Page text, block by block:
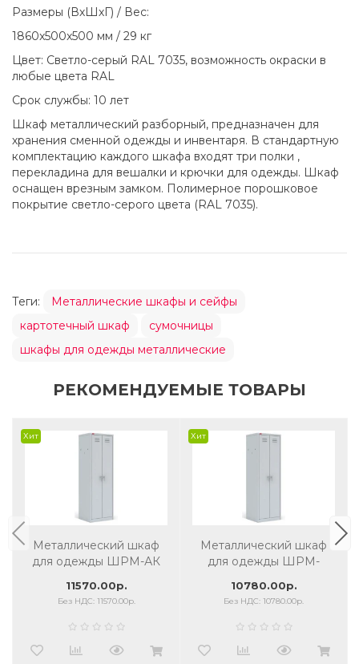
Размеры (ВхШхГ) / Вес:
1860x500x500 мм / 29 кг
Цвет: Светло-серый RAL 7035, возможность окраски в
любые цвета RAL
Cрок службы: 10 лет
Шкаф металлический разборный, предназначен для
хранения сменной одежды и инвентаря. В стандартную
комплектацию каждого шкафа входят три полки ,
перекладина для вешалки и крючки для одежды. Шкаф
оснащен врезным замком. Полимерное порошковое
покрытие светло-серого цвета (RAL 7035).
Теги:
Металлические шкафы и сейфы
картотечный шкаф
сумочницы
шкафы для одежды металлические
РЕКОМЕНДУЕМЫЕ ТОВАРЫ
Хит
Металлический шкаф
для одежды ШРМ-АК
11570.00р.
Без НДС: 11570.00р.
Хит
Металлический шкаф
для одежды ШРМ-
10780.00р.
Без НДС: 10780.00р.